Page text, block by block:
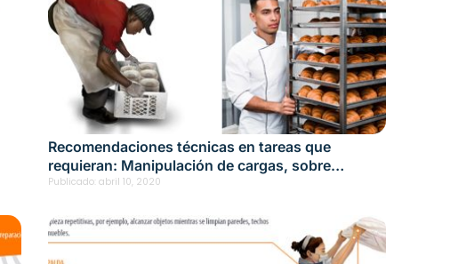
Recomendaciones técnicas en tareas que
requieran: Manipulación de cargas, sobre
esfuerzos, caídas, tropezones, deslizamientos
restaurantes
Publicado: abril 10, 2020